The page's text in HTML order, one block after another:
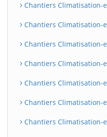
Chantiers Climatisation-
Chantiers Climatisation-
Chantiers Climatisation-
Chantiers Climatisation-
Chantiers Climatisation-
Chantiers Climatisation-
Chantiers Climatisation-